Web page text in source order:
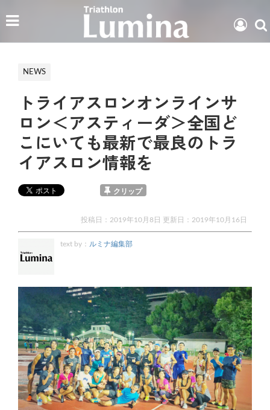
NEWS
トライアスロンオンラインサ
ロン＜アスティーダ＞全国ど
こにいても最新で最良のトラ
イアスロン情報を
クリップ
投稿日：2019年10月8日 更新日： 2019年10月16日
text by： ルミナ編集部